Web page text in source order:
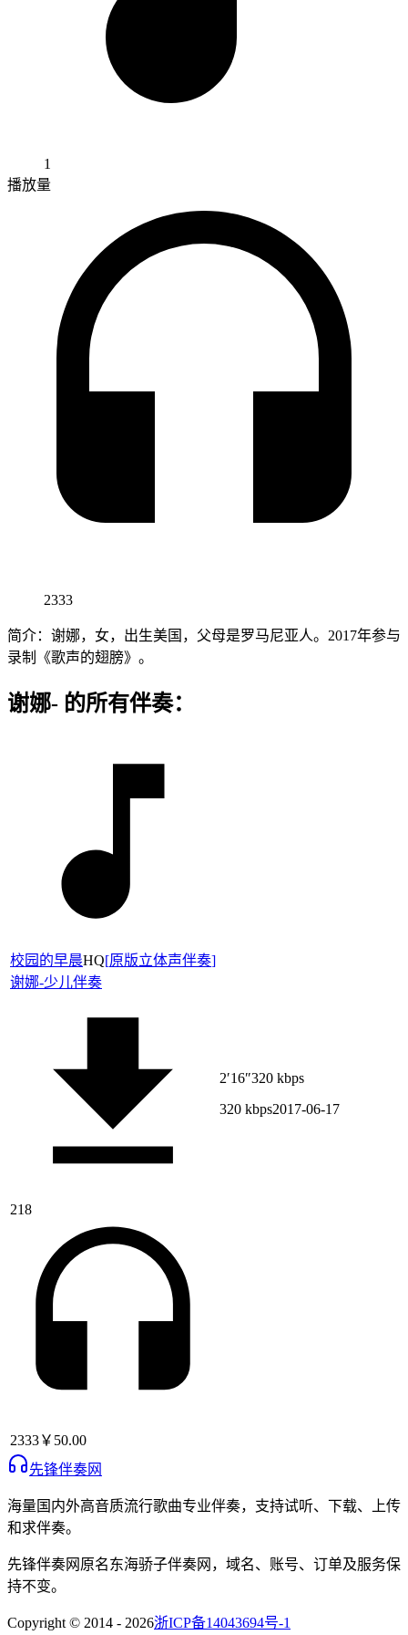
1
播放量
2333
简介：谢娜，女，出生美国，父母是罗马尼亚人。2017年参与
录制《歌声的翅膀》。
谢娜- 的所有伴奏：
校园的早晨HQ[原版立体声伴奏]
谢娜-少儿伴奏
218
2333￥50.00
2′16″320 kbps
320 kbps2017-06-17
先锋伴奏网
海量国内外高音质流行歌曲专业伴奏，支持试听、下载、上传
和求伴奏。
先锋伴奏网 原名东海骄子伴奏网 ，域名、账号、订单及服务保
持不变。
Copyright © 2014 - 2026浙ICP备14043694号-1